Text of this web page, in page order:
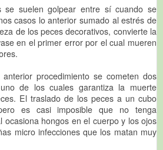
se suelen golpear entre sí cuando se
casos lo anterior sumado al estrés de
de los peces decorativos, convierte la
en el primer error por el cual mueren
procedimiento se cometen dos
de los cuales garantiza la muerte
El traslado de los peces a un cubo
es casi imposible que no tenga
ocasiona hongos en el cuerpo y los ojos
micro infecciones que los matan muy